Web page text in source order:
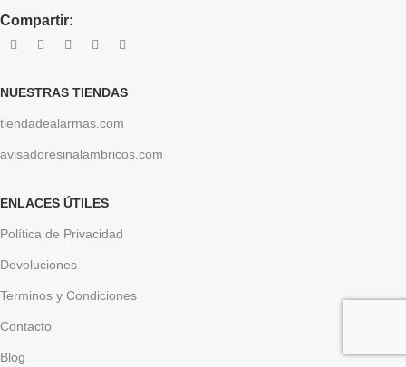
Compartir:
NUESTRAS TIENDAS
tiendadealarmas.com
avisadoresinalambricos.com
ENLACES ÚTILES
Política de Privacidad
Devoluciones
Terminos y Condiciones
Contacto
Blog